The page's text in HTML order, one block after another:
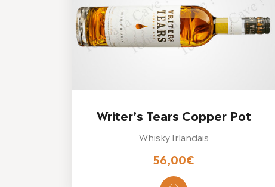
Writer’s Tears Copper Pot
Whisky Irlandais
56,00€